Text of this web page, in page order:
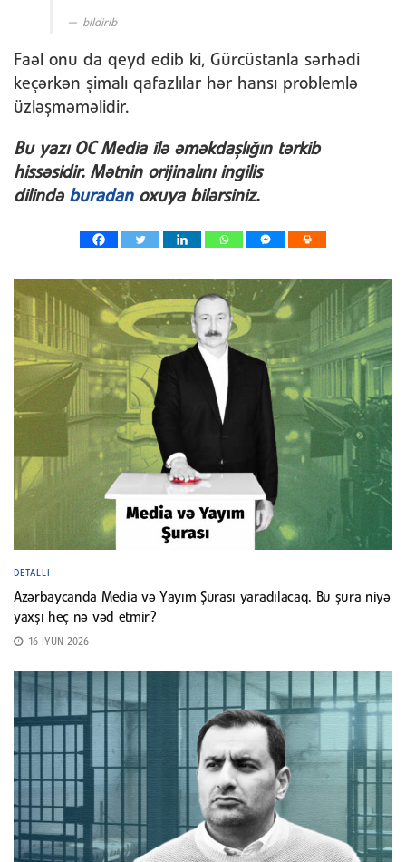
bildirib
Faəl onu da qeyd edib ki, Gürcüstanla sərhədi
keçərkən şimalı qafazlılar hər hansı problemlə
üzləşməməlidir.
Bu yazı OC Media ilə əməkdaşlığın tərkib
hissəsidir. Mətnin orijinalını ingilis
dilində buradan oxuya bilərsiniz.
DETALLI
Azərbaycanda Media və Yayım Şurası yaradılacaq. Bu şura niyə
yaxşı heç nə vəd etmir?
16 İYUN 2026